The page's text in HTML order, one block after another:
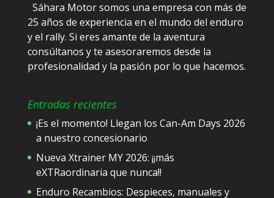
Sáhara Motor somos una empresa con más de
25 años de experiencia en el mundo del enduro
y el rally. Si eres amante de la aventura
consúltanos y te asesoraremos desde la
profesionalidad y la pasión por lo que hacemos.
Entradas recientes
¡Es el momento! Llegan los Can-Am Days 2026
a nuestro concesionario
Nueva Xtrainer MY 2026: ¡¡más
eXTRaordinaria que nunca!!
Enduro Recambios: Despieces, manuales y